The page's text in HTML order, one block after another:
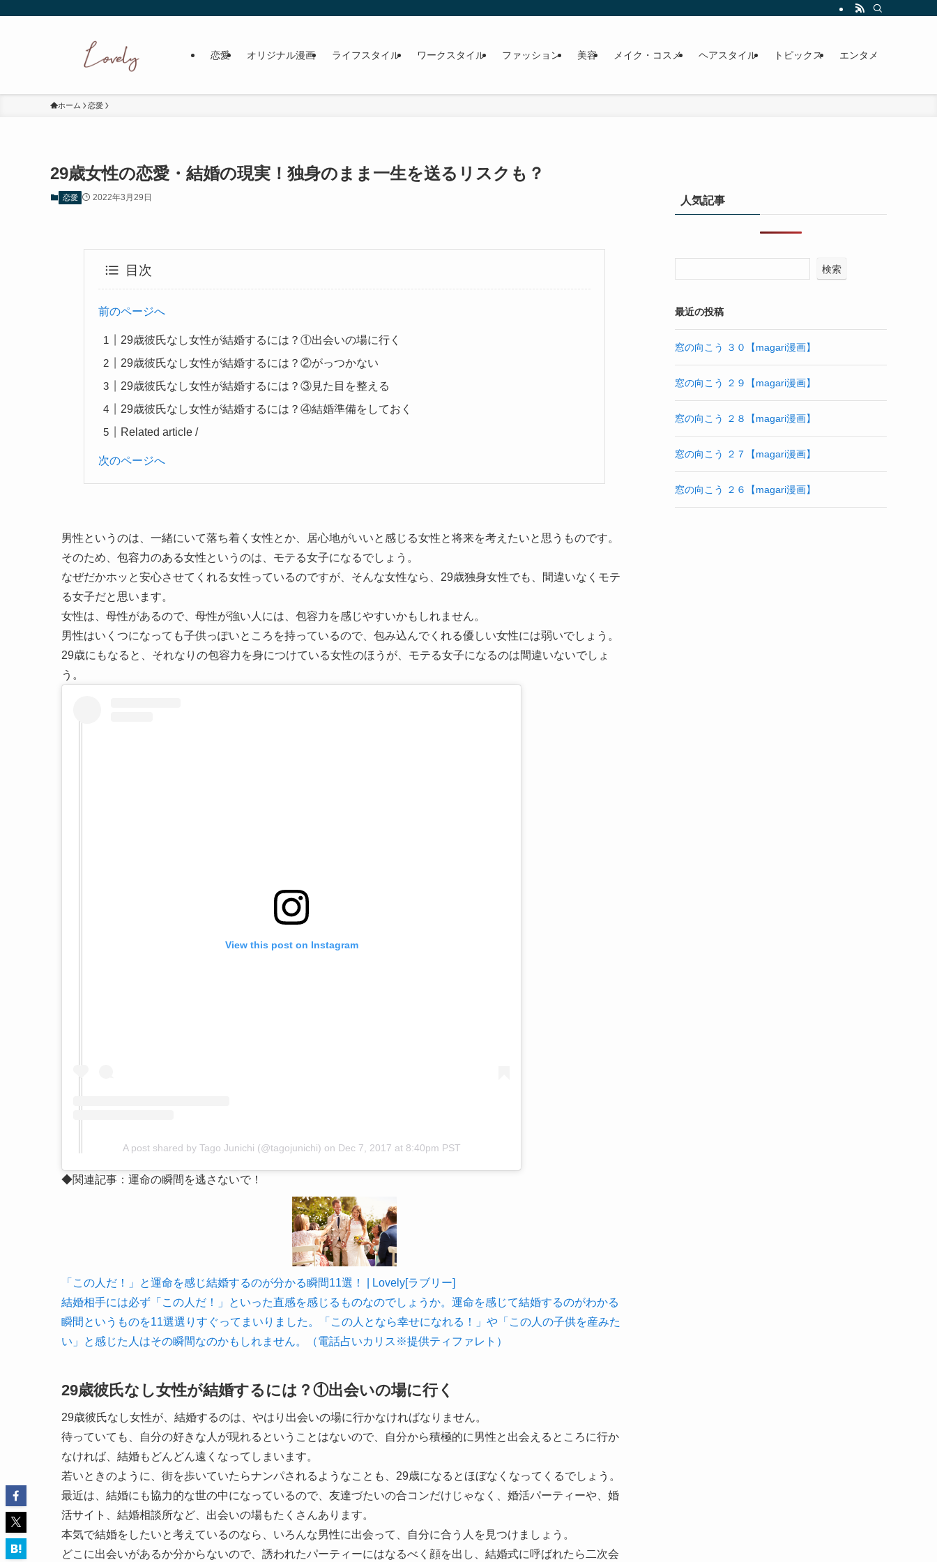
恋愛 オリジナル漫画 ライフスタイル ワークスタイル ファッション 美容 メイク・コスメ ヘアスタイル トピックス エンタメ
ホーム 恋愛
29歳女性の恋愛・結婚の現実！独身のまま一生を送るリスクも？
恋愛 2022年3月29日
目次
前のページへ
29歳彼氏なし女性が結婚するには？①出会いの場に行く
29歳彼氏なし女性が結婚するには？②がっつかない
29歳彼氏なし女性が結婚するには？③見た目を整える
29歳彼氏なし女性が結婚するには？④結婚準備をしておく
Related article /
次のページへ
男性というのは、一緒にいて落ち着く女性とか、居心地がいいと感じる女性と将来を考えたいと思うものです。
そのため、包容力のある女性というのは、モテる女子になるでしょう。
なぜだかホッと安心させてくれる女性っているのですが、そんな女性なら、29歳独身女性でも、間違いなくモテ
る女子だと思います。
女性は、母性があるので、母性が強い人には、包容力を感じやすいかもしれません。
男性はいくつになっても子供っぽいところを持っているので、包み込んでくれる優しい女性には弱いでしょう。
29歳にもなると、それなりの包容力を身につけている女性のほうが、モテる女子になるのは間違いないでしょ
う。
View this post on Instagram
A post shared by Tago Junichi (@tagojunichi) on Dec 7, 2017 at 8:40pm PST
◆関連記事：運命の瞬間を逃さないで！
「この人だ！」と運命を感じ結婚するのが分かる瞬間11選！ | Lovely[ラブリー]
結婚相手には必ず「この人だ！」といった直感を感じるものなのでしょうか。運命を感じて結婚するのがわかる
瞬間というものを11選選りすぐってまいりました。「この人となら幸せになれる！」や「この人の子供を産みた
い」と感じた人はその瞬間なのかもしれません。（電話占いカリス※提供ティファレト）
29歳彼氏なし女性が結婚するには？①出会いの場に行く
29歳彼氏なし女性が、結婚するのは、やはり出会いの場に行かなければなりません。
待っていても、自分の好きな人が現れるということはないので、自分から積極的に男性と出会えるところに行か
なければ、結婚もどんどん遠くなってしまいます。
若いときのように、街を歩いていたらナンパされるようなことも、29歳になるとほぼなくなってくるでしょう。
最近は、結婚にも協力的な世の中になっているので、友達づたいの合コンだけじゃなく、婚活パーティーや、婚
活サイト、結婚相談所など、出会いの場もたくさんあります。
本気で結婚をしたいと考えているのなら、いろんな男性に出会って、自分に合う人を見つけましょう。
どこに出会いがあるか分からないので、誘われたパーティーにはなるべく顔を出し、結婚式に呼ばれたら二次会
人気記事
検索
最近の投稿
窓の向こう ３０【magari漫画】
窓の向こう ２９【magari漫画】
窓の向こう ２８【magari漫画】
窓の向こう ２７【magari漫画】
窓の向こう ２６【magari漫画】